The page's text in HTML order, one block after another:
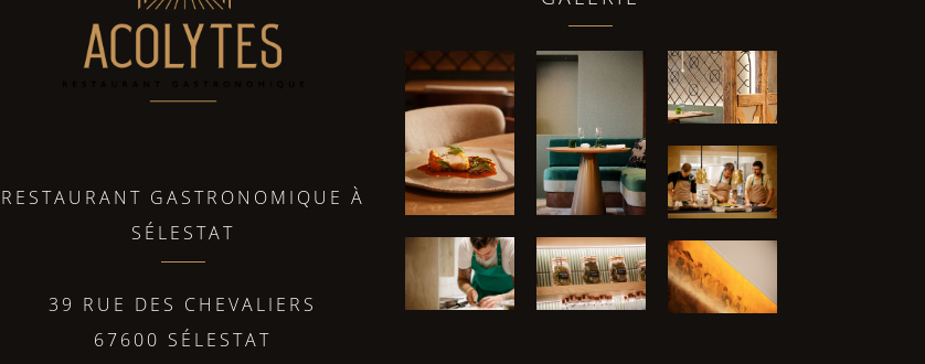
RESTAURANT GASTRONOMIQUE À
SÉLESTAT
39 RUE DES CHEVALIERS
67600 SÉLESTAT